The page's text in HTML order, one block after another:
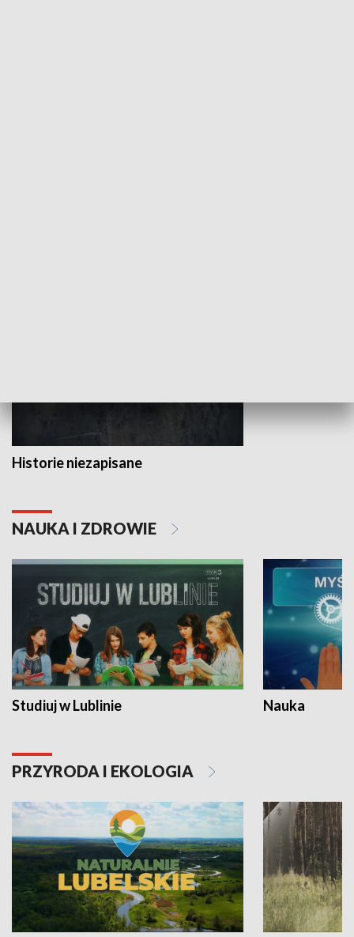
Historie niezapisane
NAUKA I ZDROWIE
Studiuj w Lublinie Nauka
PRZYRODA I EKOLOGIA